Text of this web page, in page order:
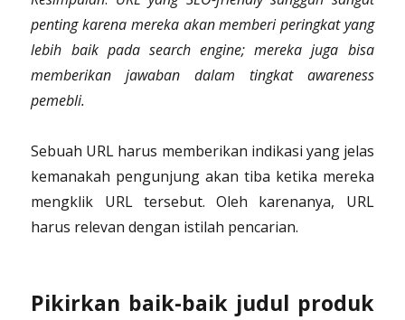
penting karena mereka akan memberi peringkat yang
lebih baik pada search engine; mereka juga bisa
memberikan jawaban dalam tingkat awareness
pemebli.
Sebuah URL harus memberikan indikasi yang jelas
kemanakah pengunjung akan tiba ketika mereka
mengklik URL tersebut. Oleh karenanya, URL
harus relevan dengan istilah pencarian.
Pikirkan baik-baik judul produk